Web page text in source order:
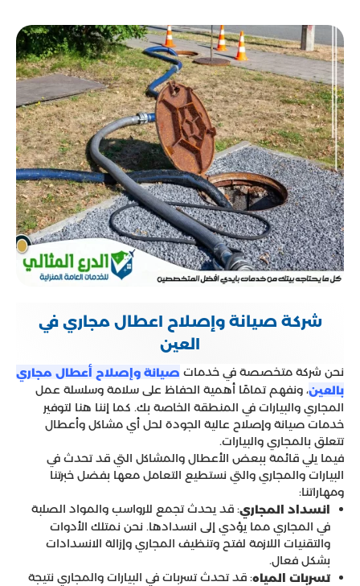
شركة صيانة وإصلاح اعطال مجاري في
العين
نحن شركة متخصصة في خدمات صيانة وإصلاح أعطال مجاري
بالعين، ونفهم تمامًا أهمية الحفاظ على سلامة وسلسلة عمل
المجاري والبيارات في المنطقة الخاصة بك. كما إننا هنا لتوفير
خدمات صيانة وإصلاح عالية الجودة لحل أي مشاكل وأعطال
تتعلق بالمجاري والبيارات.
فيما يلي قائمة ببعض الأعطال والمشاكل التي قد تحدث في
البيارات والمجاري والتي نستطيع التعامل معها بفضل خبرتنا
ومهاراتنا:
انسداد المجاري: قد يحدث تجمع للرواسب والمواد الصلبة
في المجاري مما يؤدي إلى انسدادها. نحن نمتلك الأدوات
والتقنيات اللازمة لفتح وتنظيف المجاري وإزالة الانسدادات
بشكل فعال.
تسربات المياه: قد تحدث تسربات في البيارات والمجاري نتيجة